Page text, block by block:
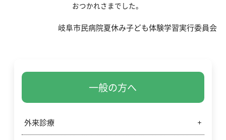
おつかれさまでした。
岐阜市民病院夏休み子ども体験学習実行委員会
一般の方へ
外来診療